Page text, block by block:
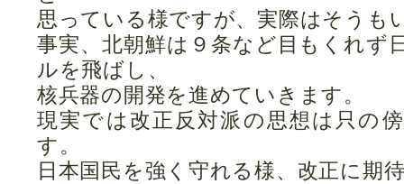
思っている様ですが、実際はそうも
事実、北朝鮮は９条など目もくれず
ルを飛ばし、
核兵器の開発を進めていきます。
現実では改正反対派の思想は只の
す。
日本国民を強く守れる様、改正に期